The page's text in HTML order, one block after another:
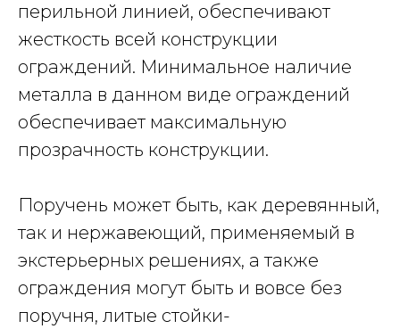
перильной линией, обеспечивают
жесткость всей конструкции
ограждений. Минимальное наличие
металла в данном виде ограждений
обеспечивает максимальную
прозрачность конструкции.
Поручень может быть, как деревянный,
так и нержавеющий, применяемый в
экстерьерных решениях, а также
ограждения могут быть и вовсе без
поручня, литые стойки-